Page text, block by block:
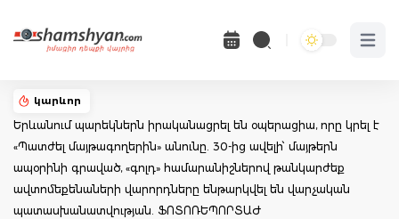
Open
կարևոր
Երևանում պարեկներն իրականացրել են օպերացիա, որը կրել է
«Պատժել մայթագողերին» անունը. 30-ից ավելի՝ մայթերն
ապօրինի գրաված, «գոլդ» համարանիշներով թանկարժեք
ավտոմեքենաների վարորդները ենթարկվել են վարչական
պատասխանատվության. ՖՈՏՈՌԵՊՈՐՏԱԺ